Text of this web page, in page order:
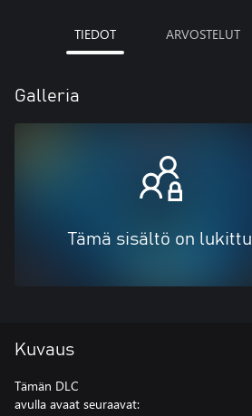
TIEDOT ARVOSTELUT
Galleria
Tämä sisältö on lukittu
Kuvaus
Tämän DLC
avulla avaat seuraavat: